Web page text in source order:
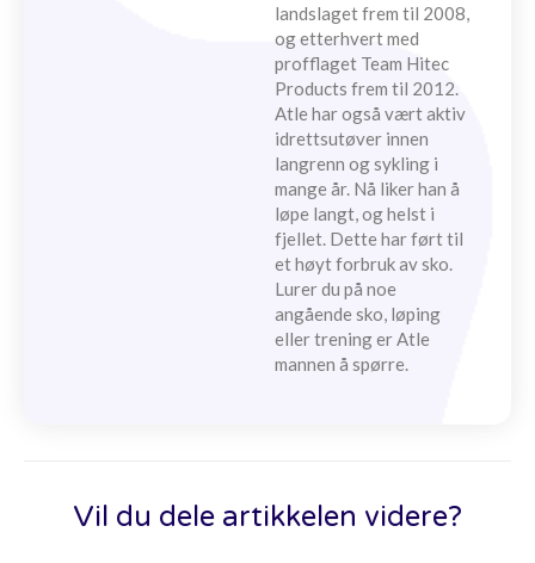
landslaget frem til 2008,
og etterhvert med
profflaget Team Hitec
Products frem til 2012.
Atle har også vært aktiv
idrettsutøver innen
langrenn og sykling i
mange år. Nå liker han å
løpe langt, og helst i
fjellet. Dette har ført til
et høyt forbruk av sko.
Lurer du på noe
angående sko, løping
eller trening er Atle
mannen å spørre.
Vil du dele artikkelen videre?